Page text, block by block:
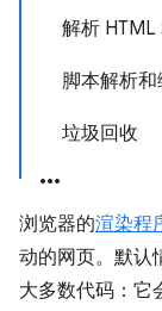
解析 HTML
脚本解析和
垃圾回收
浏览器的渲染程
动的网页。默认
大多数代码：它